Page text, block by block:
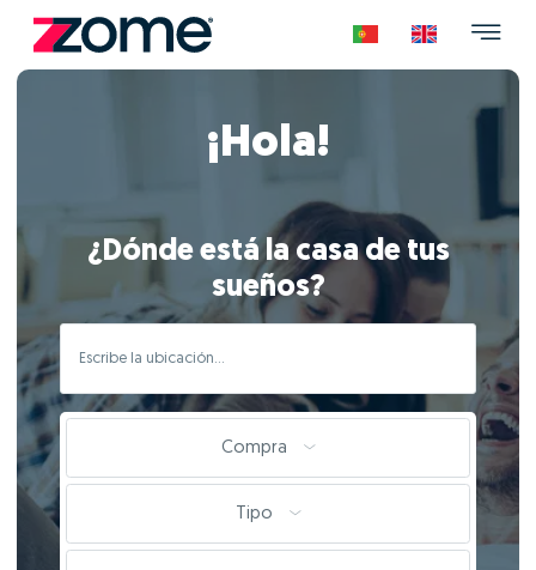
¡Hola!
¿Dónde está la casa de tus
sueños?
Compra
Tipo